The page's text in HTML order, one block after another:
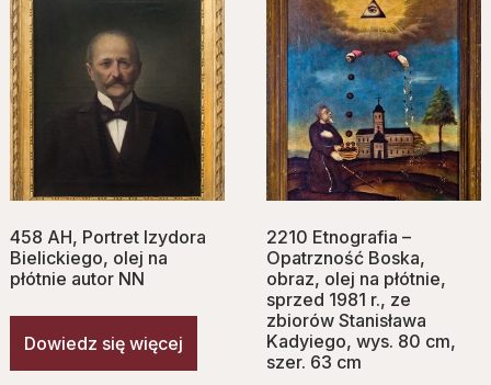
458 AH, Portret Izydora
Bielickiego, olej na
płótnie autor NN
Dowiedz się więcej
2210 Etnografia –
Opatrzność Boska,
obraz, olej na płótnie,
sprzed 1981 r., ze
zbiorów Stanisława
Kadyiego, wys. 80 cm,
szer. 63 cm